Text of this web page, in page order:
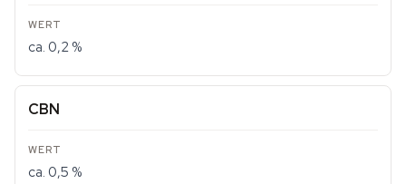
ca. 0,2 %
CBN
ca. 0,5 %